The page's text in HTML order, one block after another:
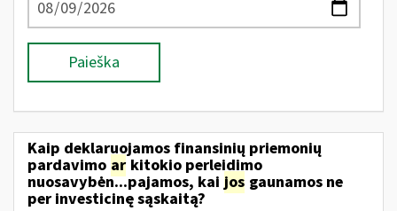
Paieška
Kaip deklaruojamos finansinių priemonių
pardavimo ar kitokio perleidimo
nuosavybėn...pajamos, kai jos gaunamos ne
per investicinę sąskaitą?